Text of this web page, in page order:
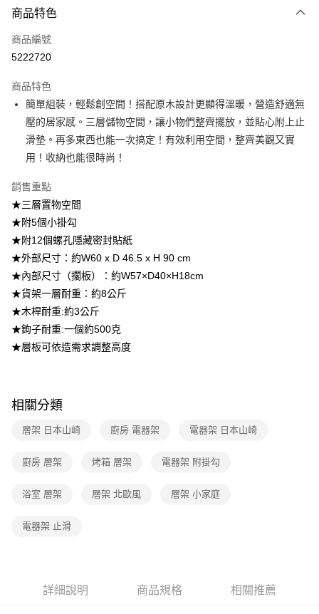
4.訂單成立30分鐘內，如未前往確認交易或遇審核未通過，訂單將自動取
消。如遇「轉專審核」未通過狀況，表示未達大哥付你分期系統評分，恕無
【繳款方式說明】
1.分期款項不併入電信帳單，「大哥付你分期」於每月結算日後寄送繳費提
2.透過簡訊連結打開帳單後，可選擇「超商條碼／台灣大直營門市／銀行轉
【注意事項】
1.本服務係由「台灣大哥大股份有限公司」（以下簡稱本公司）所提供，讓
用戶於交易時，得透過本服務購買商品或服務，並由商店將買賣／分期付款
買賣價金債權讓與本公司後，依約使用本公司帳單繳交帳款。
資料（包含姓名、電話或地址）提供予台灣大哥大進項蒐集、處理及利用，
由本公司與您本人進行分期帳單所需資料之確認、核對及更正。
3.完整用戶服務條款，請詳閱以下連結：
每筆NT$150，滿NT$299(含以上)免運費
商品特色
商品編號
5222720
商品特色
簡單組裝，輕鬆創空間！搭配原木設計更顯得溫暖，營造舒適無
壓的居家感。三層儲物空間，讓小物們整齊擺放，並貼心附上止
滑墊。再多東西也能一次搞定！有效利用空間，整齊美觀又實
用！收納也能很時尚！
銷售重點
★三層置物空間
★附5個小掛勾
★附12個螺孔隱藏密封貼紙
★外部尺寸：約W60 x D 46.5 x H 90 cm
★內部尺寸（擱板）：約W57×D40×H18cm
★貨架一層耐重：約8公斤
★木桿耐重:約3公斤
★鉤子耐重:一個約500克
★層板可依造需求調整高度
相關分類
層架 日本山崎 廚房 電器架 電器架 日本山崎
廚房 層架 烤箱 層架 電器架 附掛勾
浴室 層架 層架 北歐風 層架 小家庭
電器架 止滑
詳細說明 商品規格 相關推薦